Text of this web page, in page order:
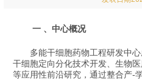
一 、中心概况
多能干细胞药物工程研发中
干细胞定向分化技术开发、生物
等应用性前沿研究，通过整合产-